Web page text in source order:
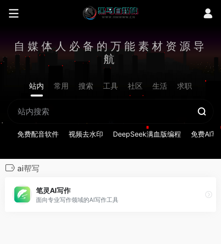
自媒体人必备的万能素材资源导
航
站内 常用 搜索 工具 社区 生活 求职
免费配音软件 视频去水印 DeepSeek满血版编程 免费AI写
ai帮写
笔灵AI写作
面向专业写作领域的AI写作工具